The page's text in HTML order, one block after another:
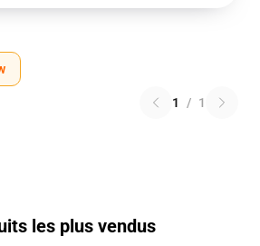
1 / 1
les plus vendus